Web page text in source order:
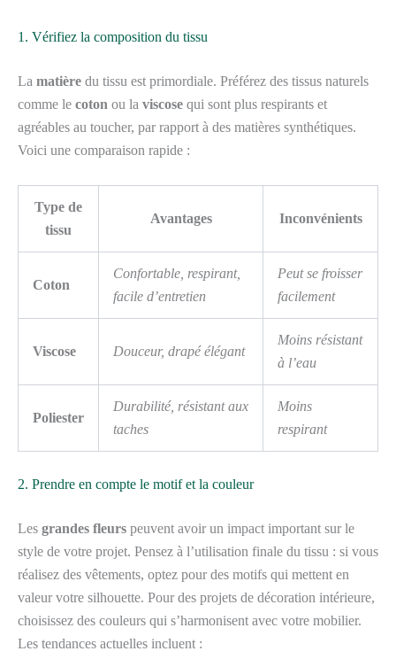
1. Vérifiez la composition du tissu
La matière du tissu est primordiale. Préférez des tissus naturels
comme le coton ou la viscose qui sont plus respirants et
agréables au toucher, par rapport à des matières synthétiques.
Voici une comparaison rapide :
Type de
tissu
Avantages Inconvénients
Coton
Confortable, respirant,
facile d’entretien
Peut se froisser
facilement
Viscose Douceur, drapé élégant
Moins résistant
à l’eau
Poliester
Durabilité, résistant aux
taches
Moins
respirant
2. Prendre en compte le motif et la couleur
Les grandes fleurs peuvent avoir un impact important sur le
style de votre projet. Pensez à l’utilisation finale du tissu : si vous
réalisez des vêtements, optez pour des motifs qui mettent en
valeur votre silhouette. Pour des projets de décoration intérieure,
choisissez des couleurs qui s’harmonisent avec votre mobilier.
Les tendances actuelles incluent :